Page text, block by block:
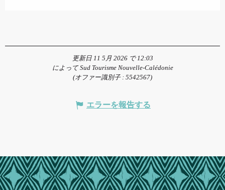
更新日 11 5月 2026 で 12:03
によって Sud Tourisme Nouvelle-Calédonie
(オファー識別子 : 5542567)
エラーを報告する